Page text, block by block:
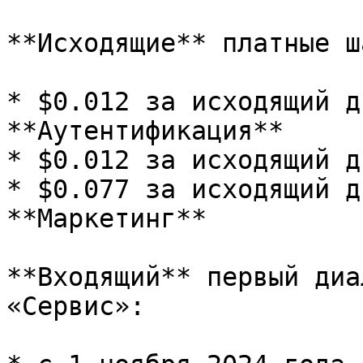
**Исходящие** платные
* $0.012 за исходящий
**Аутентификация**
* $0.012 за исходящий
* $0.077 за исходящий
**Маркетинг**
**Входящий** первый
«Сервис»: